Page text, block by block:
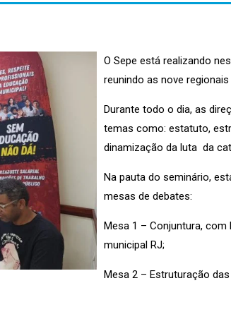
O Sepe está realizando
reunindo as nove
Durante todo o dia, as
temas como: estatuto,
dinamização da luta da
Na pauta do seminário,
mesas de debates:
Mesa 1 – Conjuntura, com
municipal RJ;
Mesa 2 – Estruturação